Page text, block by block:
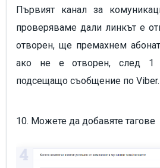
Първият канал за
проверяваме дали линкът е
отворен, ще премахнем
ако не е отворен, след 1
подсещащо съобщение по Viber.
10. Можете да добавяте тагове